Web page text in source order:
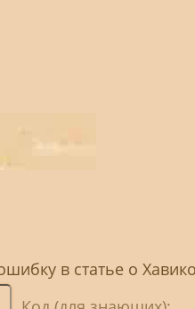
в статье о